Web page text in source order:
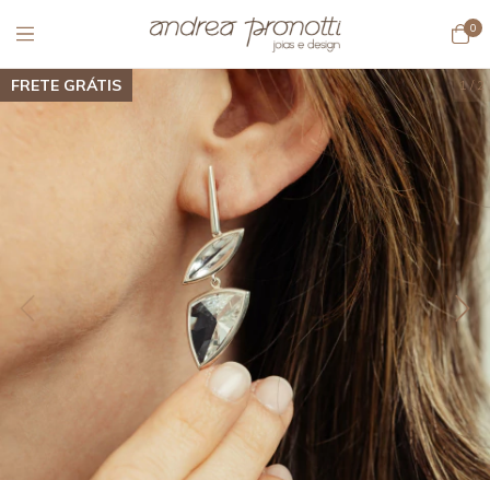
0
FRETE GRÁTIS 1/2